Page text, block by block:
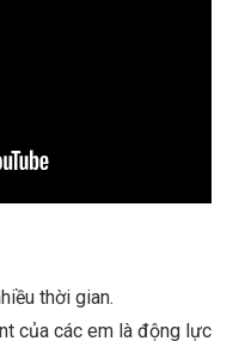
thời gian.
của các em là động lực